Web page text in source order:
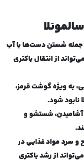
شستن دست‌ها با آب
از انتقال باکتری
به ویژه گوشت قرمز،
نابود شود.
آشامیدن، شستشو و
.
سرد مواد غذایی در
از رشد باکتری